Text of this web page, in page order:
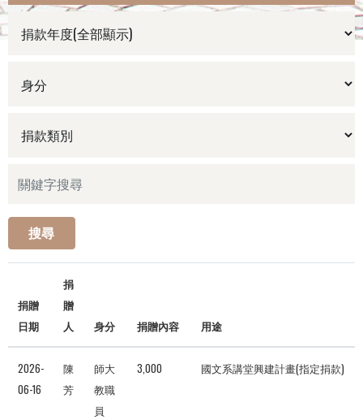
搜尋
捐贈
日期
捐
贈
人
身分 捐贈內容 用途
2026-
06-16
陳
芳
師大
教職
員
3,000 國文系講堂興建計畫(指定捐款)